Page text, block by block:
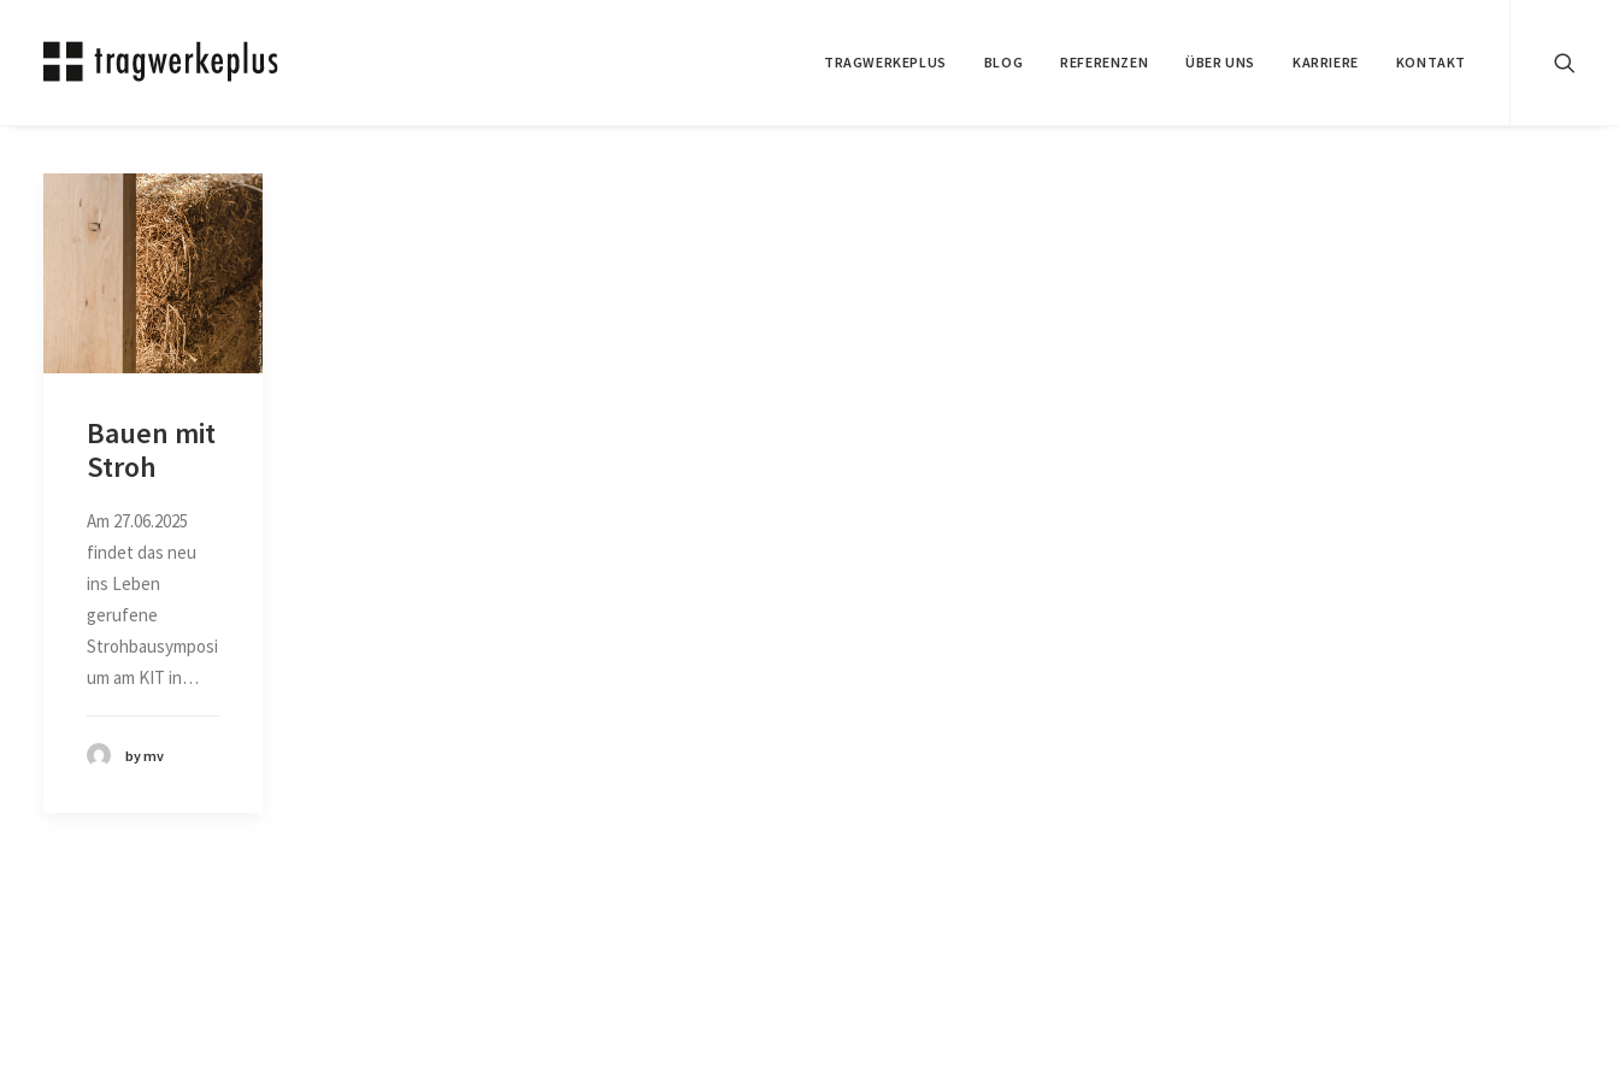
TRAGWERKEPLUS BLOG REFERENZEN ÜBER UNS KARRIERE KONTAKT
Bauen mit
Stroh
Am 27.06.2025
findet das neu
ins Leben
gerufene
Strohbausymposi
um am KIT in…
by mv